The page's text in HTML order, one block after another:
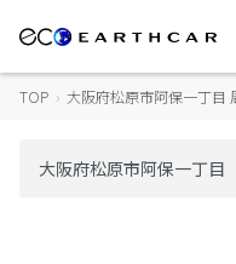
TOP › 大阪府松原市阿保一丁目